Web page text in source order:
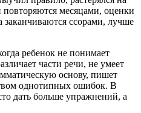
месяцами, оценки
ссорами, лучше
ребенок не понимает
части речи, не умеет
основу, пишет
однотипных ошибок. В
дать больше упражнений, а